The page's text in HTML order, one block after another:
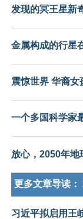
发现的冥王星新
金属构成的行星
震惊世界 华裔
一个多国科学家
放心，2050年地
更多文章导读：
习近平拟启用王